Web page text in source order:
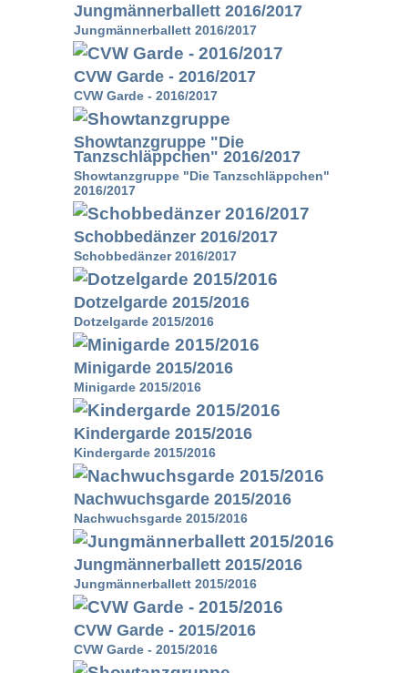
Jungmännerballett 2016/2017
Jungmännerballett 2016/2017
CVW Garde - 2016/2017
CVW Garde - 2016/2017
Showtanzgruppe "Die
Tanzschläppchen" 2016/2017
Showtanzgruppe "Die Tanzschläppchen"
2016/2017
Schobbedänzer 2016/2017
Schobbedänzer 2016/2017
Dotzelgarde 2015/2016
Dotzelgarde 2015/2016
Minigarde 2015/2016
Minigarde 2015/2016
Kindergarde 2015/2016
Kindergarde 2015/2016
Nachwuchsgarde 2015/2016
Nachwuchsgarde 2015/2016
Jungmännerballett 2015/2016
Jungmännerballett 2015/2016
CVW Garde - 2015/2016
CVW Garde - 2015/2016